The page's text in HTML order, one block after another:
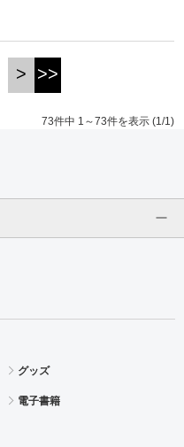
> >>
73件中 1～73件を表示 (1/1)
グッズ
電子書籍